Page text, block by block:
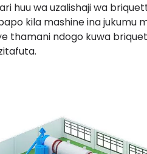
huu wa uzalishaji wa
kila mashine ina jukumu
thamani ndogo kuwa